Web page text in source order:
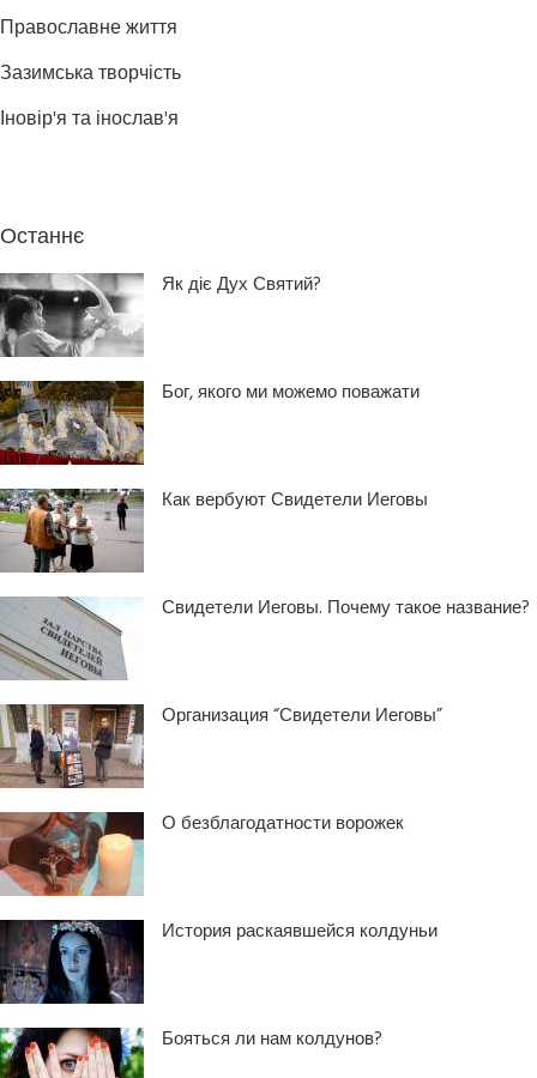
Православне життя
Зазимська творчість
Іновір'я та інослав'я
Останнє
Як діє Дух Святий?
Бог, якого ми можемо поважати
Как вербуют Свидетели Иеговы
Свидетели Иеговы. Почему такое название?
Организация “Свидетели Иеговы”
О безблагодатности ворожек
История раскаявшейся колдуньи
Бояться ли нам колдунов?